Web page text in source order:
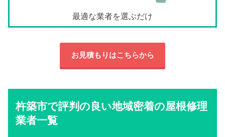
最適な業者を選ぶだけ
お見積もりはこちらから
杵築市で評判の良い地域密着の屋根修理
業者一覧